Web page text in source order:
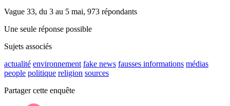
Vague 33, du 3 au 5 mai, 973 répondants
Une seule réponse possible
Sujets associés
actualité environnement fake news fausses informations médias
people politique religion sources
Partager cette enquête